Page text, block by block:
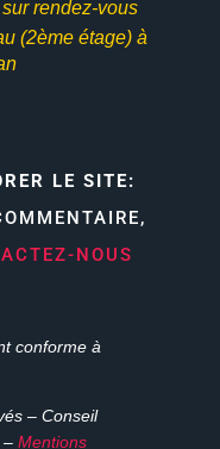
rendez-vous
(2ème étage) à
LE SITE:
NOUS
conforme à
– Conseil
– Mentions